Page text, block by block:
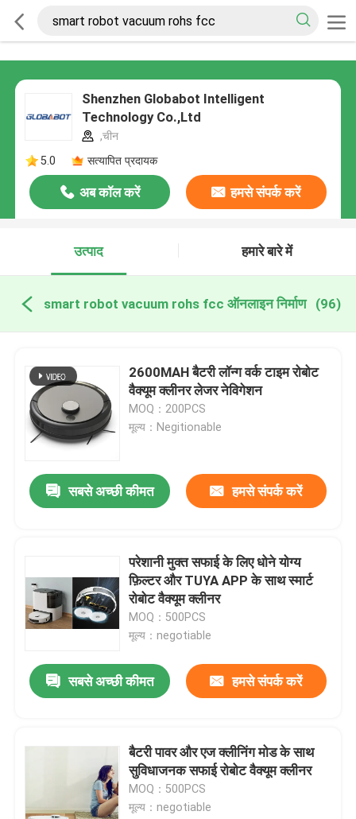
Shenzhen Globabot Intelligent
Technology Co.,Ltd
,चीन
5.0
सत्यापित प्रदायक
अब कॉल करें हमसे संपर्क करें
उत्पाद हमारे बारे में
smart robot vacuum rohs fcc ऑनलाइन निर्माण (96)
2600MAH बैटरी लॉन्ग वर्क टाइम रोबोट
वैक्यूम क्लीनर लेजर नेविगेशन
MOQ：200PCS
मूल्य：Negitionable
सबसे अच्छी कीमत हमसे संपर्क करें
परेशानी मुक्त सफाई के लिए धोने योग्य
फ़िल्टर और TUYA APP के साथ स्मार्ट
रोबोट वैक्यूम क्लीनर
MOQ：500PCS
मूल्य：negotiable
सबसे अच्छी कीमत हमसे संपर्क करें
बैटरी पावर और एज क्लीनिंग मोड के साथ
सुविधाजनक सफाई रोबोट वैक्यूम क्लीनर
MOQ：500PCS
मूल्य：negotiable